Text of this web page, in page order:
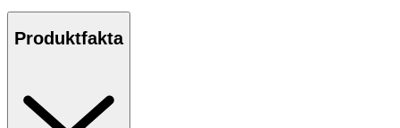
Produktfakta